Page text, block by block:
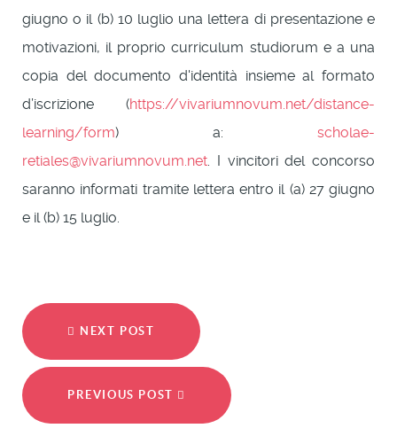
giugno o il (b) 10 luglio una lettera di presentazione e
motivazioni, il proprio curriculum studiorum e a una
copia del documento d'identità insieme al formato
d’iscrizione (https://vivariumnovum.net/distance-
learning/form) a: scholae-
retiales@vivariumnovum.net . I vincitori del concorso
saranno informati tramite lettera entro il (a) 27 giugno
e il (b) 15 luglio.
NEXT POST
PREVIOUS POST